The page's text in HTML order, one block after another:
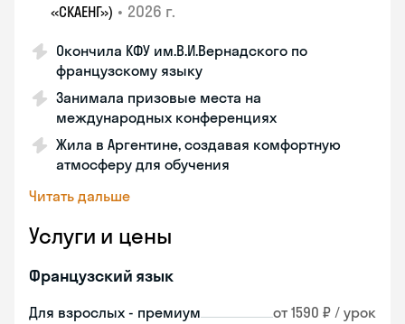
«СКАЕНГ») • 2026 г.
Окончила КФУ им.В.И.Вернадского по
французскому языку
Занимала призовые места на
международных конференциях
Жила в Аргентине, создавая комфортную
атмосферу для обучения
Читать дальше
Услуги и цены
Французский язык
Для взрослых - премиум от 1590 ₽ / урок